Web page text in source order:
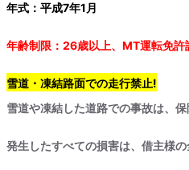
年式：平成7年1月
年齢制限：26歳以上、MT運転免許
雪道・凍結路面での走行禁止!
雪道や凍結した道路での事故は、保
発生したすべての損害は、借主様の